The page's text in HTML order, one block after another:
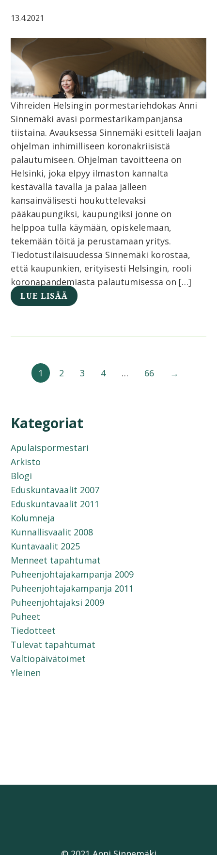
13.4.2021
Vihreiden Helsingin pormestariehdokas Anni
Sinnemäki avasi pormestarikampanjansa
tiistaina. Avauksessa Sinnemäki esitteli laajan
ohjelman inhimilliseen koronakriisistä
palautumiseen. Ohjelman tavoitteena on
Helsinki, joka elpyy ilmaston kannalta
kestävällä tavalla ja palaa jälleen
kansainvälisesti houkuttelevaksi
pääkaupungiksi, kaupungiksi jonne on
helppoa tulla käymään, opiskelemaan,
tekemään töitä ja perustamaan yritys.
Tiedotustilaisuudessa Sinnemäki korostaa,
että kaupunkien, erityisesti Helsingin, rooli
koronapandemiasta palautumisessa on […]
LUE LISÄÄ
1 2 3 4 … 66 →
Kategoriat
Apulaispormestari
Arkisto
Blogi
Eduskuntavaalit 2007
Eduskuntavaalit 2011
Kolumneja
Kunnallisvaalit 2008
Kuntavaalit 2025
Menneet tapahtumat
Puheenjohtajakampanja 2009
Puheenjohtajakampanja 2011
Puheenjohtajaksi 2009
Puheet
Tiedotteet
Tulevat tapahtumat
Valtiopäivätoimet
Yleinen